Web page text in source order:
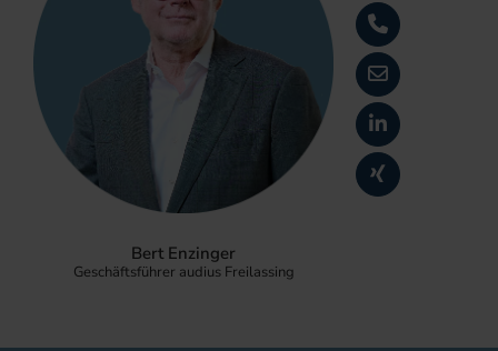
Bert Enzinger
Geschäftsführer audius Freilassing